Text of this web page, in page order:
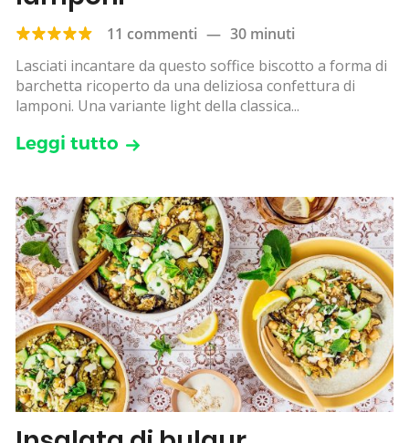
11 commenti — 30 minuti
Lasciati incantare da questo soffice biscotto a forma di
barchetta ricoperto da una deliziosa confettura di
lamponi. Una variante light della classica...
Leggi tutto